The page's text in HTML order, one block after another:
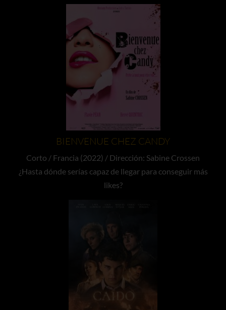
BIENVENUE CHEZ CANDY
Corto / Francia (2022) / Dirección: Sabine Crossen
¿Hasta dónde serías capaz de llegar para conseguir más
likes?